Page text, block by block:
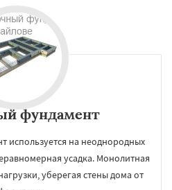
фундамент
используется на неоднородных
усадка. Монолитная
уберегая стены дома от